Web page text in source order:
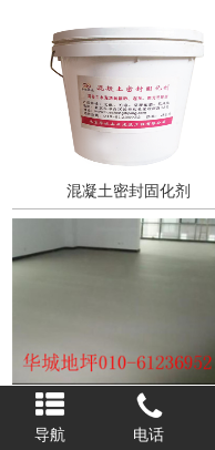
导航 电话
混凝土密封固化剂
水泥自流平底层